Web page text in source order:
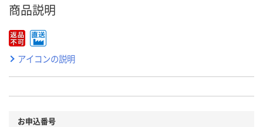
商品説明
アイコンの説明
お申込番号